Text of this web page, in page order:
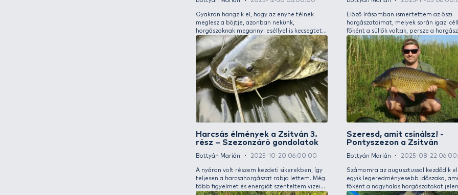
Bottyán Marián 2026-05-02 06:00:00
Júniusra berobbant a nyár. Tombol a
forróság, ekkor vannak csak igazán
elemükben a harcsák. Sajnos nemcsak a
célhalak, hanem a törpe verzió is. Nyár elején
a vízállás még rendben volt, és megfelelő
csalihalakat is sikerült betárolnom bőven,
mire a nagybetűs szezon elkezdődött.
az
hogy a
víz
Téli merengő 1. rész – Egyesületi
Őszi